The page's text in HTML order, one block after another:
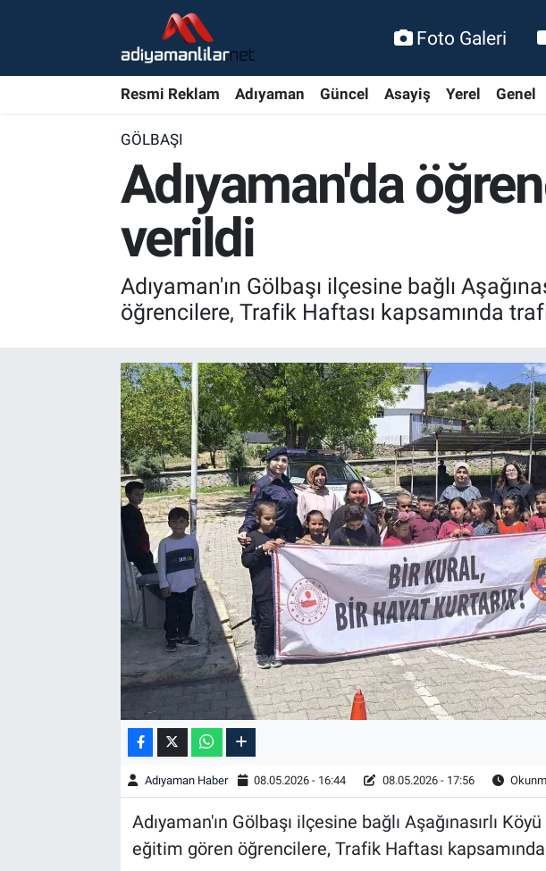
Foto Galeri
Resmi Reklam Adıyaman Güncel Asayiş Yerel Genel
GÖLBAŞI
Adıyaman'da
verildi
Adıyaman'ın Gölbaşı ilçesine bağlı
öğrencilere, Trafik Haftası kapsamında
Adıyaman Haber 08.05.2026 - 16:44 08.05.2026 - 17:56
Adıyaman'ın Gölbaşı ilçesine bağlı Aşağınasırlı
eğitim gören öğrencilere, Trafik Haftası
Bölge Haberleri
Özel Haber
Kültür Sanat
BİLİM VE TEKNOLOJİ
Şambayat Haber
Nöbetçi Eczaneler
Adiyaman Namaz Vakitleri
Trafik Durumu
Süper Lig Puan Durumu ve Fikstür
Tüm Manşetler
Haber Arşivi